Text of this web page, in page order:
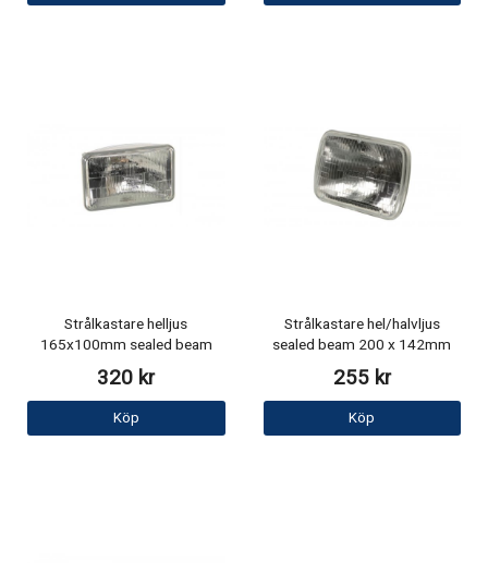
Strålkastare helljus
165x100mm sealed beam
320 kr
Köp
Strålkastare hel/halvljus
sealed beam 200 x 142mm
255 kr
Köp